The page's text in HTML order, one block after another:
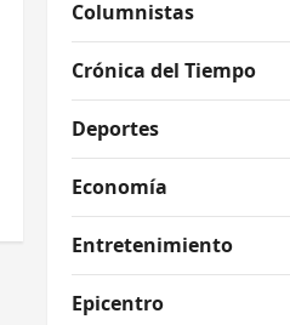
Columnistas
Crónica del Tiempo
Deportes
Economía
Entretenimiento
Epicentro